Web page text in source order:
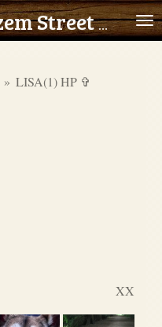
Rudozem Street Dog Rescue
» LISA(1) HP ✞
XX